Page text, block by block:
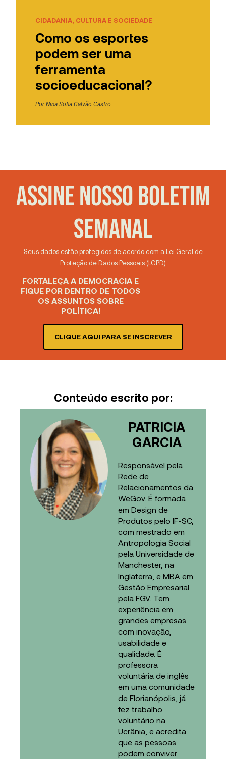
CIDADANIA, CULTURA E SOCIEDADE
Como os esportes
podem ser uma
ferramenta
socioeducacional?
PorNina Sofia Galvão Castro
ASSINE NOSSO BOLETIM
SEMANAL
Seus dados estão protegidos de acordo com a Lei Geral de
Proteção de Dados Pessoais (LGPD)
FORTALEÇA A DEMOCRACIA E
FIQUE POR DENTRO DE TODOS
OS ASSUNTOS SOBRE
POLÍTICA!
CLIQUE AQUI PARA SE INSCREVER
Conteúdo escrito por:
PATRICIA
GARCIA
Responsável pela
Rede de
Relacionamentos da
WeGov. É formada
em Design de
Produtos pelo IF-SC,
com mestrado em
Antropologia Social
pela Universidade de
Manchester, na
Inglaterra, e MBA em
Gestão Empresarial
pela FGV. Tem
experiência em
grandes empresas
com inovação,
usabilidade e
qualidade. É
professora
voluntária de inglês
em uma comunidade
de Florianópolis, já
fez trabalho
voluntário na
Ucrânia, e acredita
que as pessoas
podem conviver